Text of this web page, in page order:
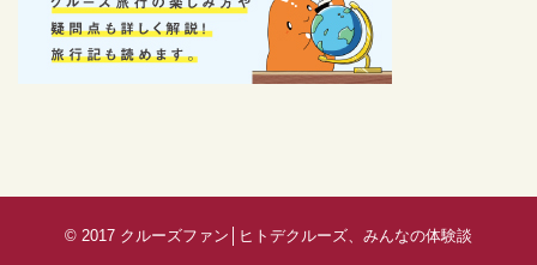
© 2017 クルーズファン│ヒトデクルーズ、みんなの体験談